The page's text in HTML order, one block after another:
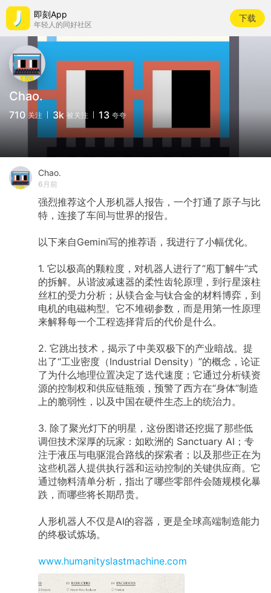
即刻App
年轻人的同好社区
下载
Chao.
710 关注 3k 被关注 13 夸夸
Chao.
6月前
强烈推荐这个人形机器人报告，一个打通了原子与比
特，连接了车间与世界的报告。
以下来自Gemini写的推荐语，我进行了小幅优化。
1. 它以极高的颗粒度，对机器人进行了“庖丁解牛”式
的拆解。从谐波减速器的柔性齿轮原理，到行星滚柱
丝杠的受力分析；从镁合金与钛合金的材料博弈，到
电机的电磁构型。它不堆砌参数，而是用第一性原理
来解释每一个工程选择背后的代价是什么。
2. 它跳出技术，揭示了中美双极下的产业暗战。提
出了“工业密度（Industrial Density）”的概念，论证
了为什么地理位置决定了迭代速度；它通过分析镁资
源的控制权和供应链瓶颈，预警了西方在“身体”制造
上的脆弱性，以及中国在硬件生态上的统治力。
3. 除了聚光灯下的明星，这份图谱还挖掘了那些低
调但技术深厚的玩家：如欧洲的 Sanctuary AI；专
注于液压与电驱混合路线的探索者；以及那些正在为
这些机器人提供执行器和运动控制的关键供应商。它
通过物料清单分析，指出了哪些零部件会随规模化暴
跌，而哪些将长期昂贵。
人形机器人不仅是AI的容器，更是全球高端制造能力
的终极试炼场。
www.humanityslastmachine.com